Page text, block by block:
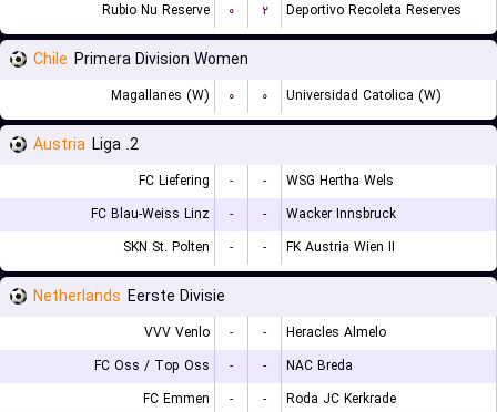
Rubio Nu Reserve ۰ ۲ Deportivo Recoleta Reserves
Chile Primera Division Women
Magallanes (W) ۰ ۰ Universidad Catolica (W)
Austria 2. Liga
FC Liefering - -
WSG Hertha Wels
FC Blau-Weiss Linz
- -
Wacker Innsbruck
SKN St. Polten
- - FK Austria Wien II
Netherlands Eerste Divisie
VVV Venlo - -
Heracles Almelo
FC Oss / Top Oss
- -
NAC Breda
FC Emmen
- -
Roda JC Kerkrade